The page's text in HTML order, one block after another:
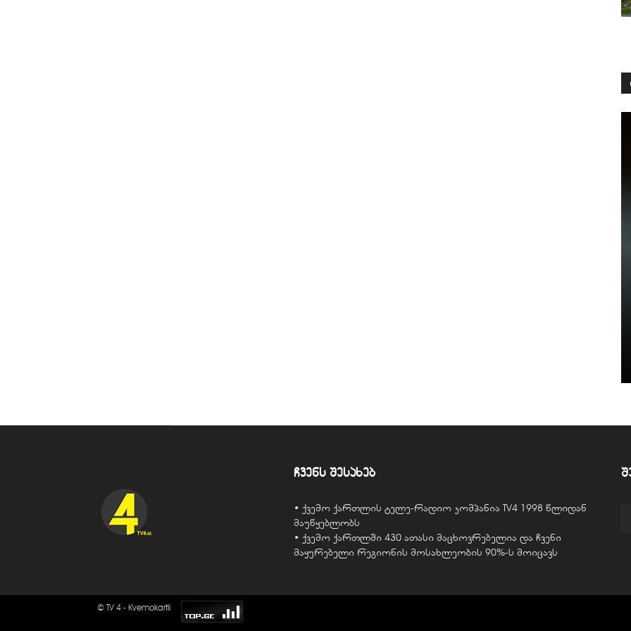
ჩვენს შესახებ
• ქვემო ქართლის ტელე-რადიო კომპანია TV4 1998 წლიდან
მაუწყებლობს
• ქვემო ქართლში 430 ათასი მაცხოვრებელია და ჩვენი
მაყურებელი რეგიონის მოსახლეობის 90%-ს მოიცავს
© TV 4 - Kvemokartli